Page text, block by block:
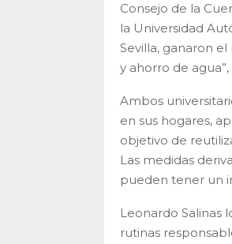
Consejo de la
la Universidad
Sevilla, ganaron
y ahorro de
Ambos
en sus hogares,
objetivo de
Las medidas
pueden tener un
Leonardo Salinas
rutinas